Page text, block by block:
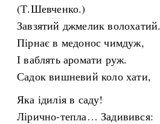
(Т.Шевченко.)
Завзятий джмелик волохатий.
Пірнає в медонос чимдуж,
І ваблять аромати руж.
Садок вишневий коло хати,
Яка ідилія в саду!
Лірично-тепла… Задивився: